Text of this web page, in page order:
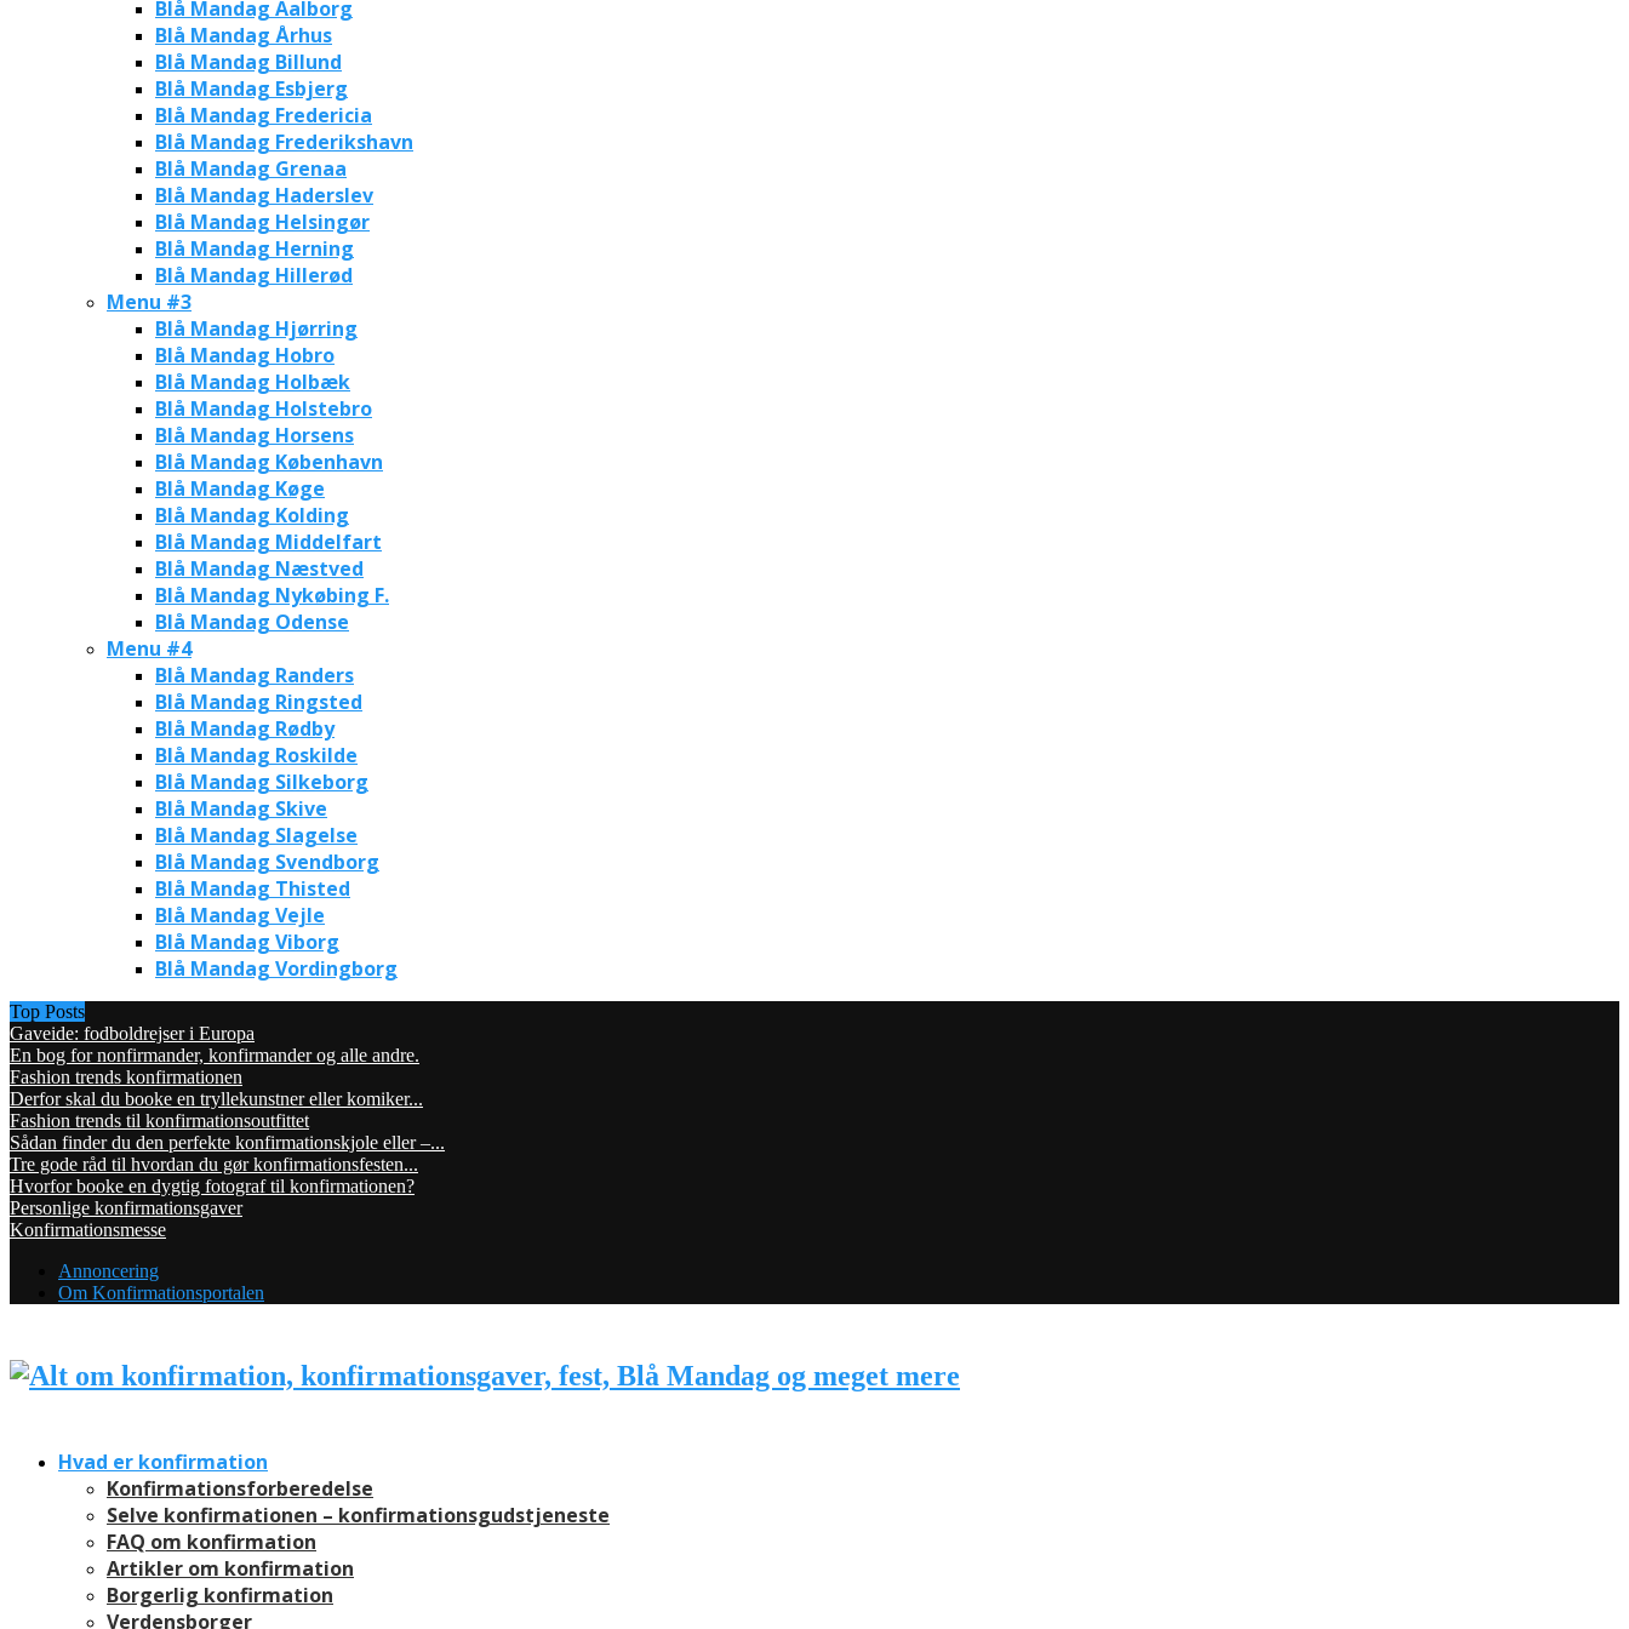
Blå Mandag Aalborg
Blå Mandag Århus
Blå Mandag Billund
Blå Mandag Esbjerg
Blå Mandag Fredericia
Blå Mandag Frederikshavn
Blå Mandag Grenaa
Blå Mandag Haderslev
Blå Mandag Helsingør
Blå Mandag Herning
Blå Mandag Hillerød
Menu #3
Blå Mandag Hjørring
Blå Mandag Hobro
Blå Mandag Holbæk
Blå Mandag Holstebro
Blå Mandag Horsens
Blå Mandag København
Blå Mandag Køge
Blå Mandag Kolding
Blå Mandag Middelfart
Blå Mandag Næstved
Blå Mandag Nykøbing F.
Blå Mandag Odense
Menu #4
Blå Mandag Randers
Blå Mandag Ringsted
Blå Mandag Rødby
Blå Mandag Roskilde
Blå Mandag Silkeborg
Blå Mandag Skive
Blå Mandag Slagelse
Blå Mandag Svendborg
Blå Mandag Thisted
Blå Mandag Vejle
Blå Mandag Viborg
Blå Mandag Vordingborg
Top Posts
Gaveide: fodboldrejser i Europa
En bog for nonfirmander, konfirmander og alle andre.
Fashion trends konfirmationen
Derfor skal du booke en tryllekunstner eller komiker...
Fashion trends til konfirmationsoutfittet
Sådan finder du den perfekte konfirmationskjole eller –...
Tre gode råd til hvordan du gør konfirmationsfesten...
Hvorfor booke en dygtig fotograf til konfirmationen?
Personlige konfirmationsgaver
Konfirmationsmesse
Annoncering
Om Konfirmationsportalen
Hvad er konfirmation
Konfirmationsforberedelse
Selve konfirmationen – konfirmationsgudstjeneste
FAQ om konfirmation
Artikler om konfirmation
Borgerlig konfirmation
Verdensborger